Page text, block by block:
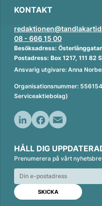
KONTAKT
08 - 666 15 00
Besöksadress:
Postadress: Box 1217, 111 82
Ansvarig utgivare: Anna
Organisationsnummer:
Serviceaktiebolag)
n
k
e
d
n
c
e
b
o
o
k
a
i
l
HÅLL DIG
Prenumerera på vårt